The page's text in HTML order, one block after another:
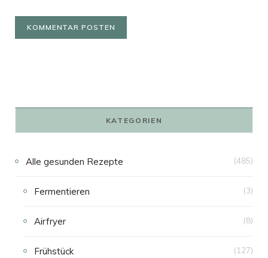
KATEGORIEN
Alle gesunden Rezepte (485)
Fermentieren (3)
Airfryer (8)
Frühstück (127)